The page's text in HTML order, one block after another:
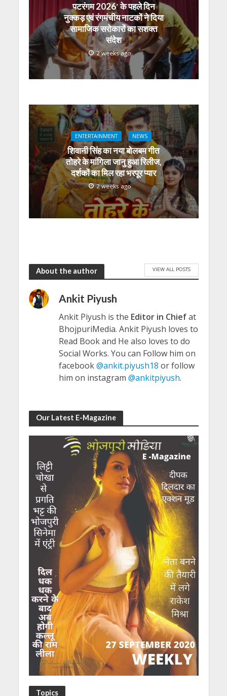
पटरंगम 2026′ के पहले दिन
नुक्कड़ एवं रंगमंचीय नाटकों ने दिया
सामाजिक सरोकारों का सशक्त
संदेश
2 weeks ago
ENTERTAINMENT NEWS
शिवानी सिंह का नया बोलबम गीत
तोहरे के मांगिला जानु हुआ रिलीज,
दर्शकों का मिल रहा भरपूर प्यार
2 weeks ago
About the author VIEW ALL POSTS
Ankit Piyush
Ankit Piyush is the Editor in Chiefat
BhojpuriMedia. Ankit Piyush loves to
Read Book and He also loves to do
Social Works. You can Follow him on
facebook@ankit.piyush18 or follow
him on instagram @ankitpiyush.
Our Latest E-Magazine
Topics